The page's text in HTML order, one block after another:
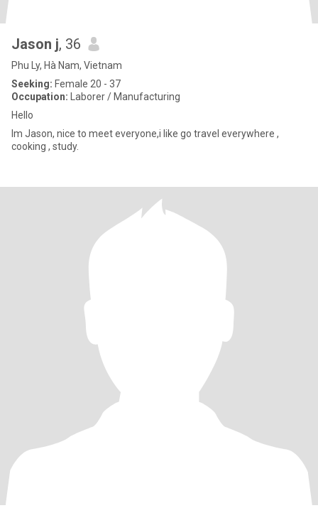
Jason j, 36
Phu Ly, Hà Nam, Vietnam
Seeking: Female 20 - 37
Occupation: Laborer / Manufacturing
Hello
Im Jason, nice to meet everyone,i like go travel everywhere ,
cooking , study.